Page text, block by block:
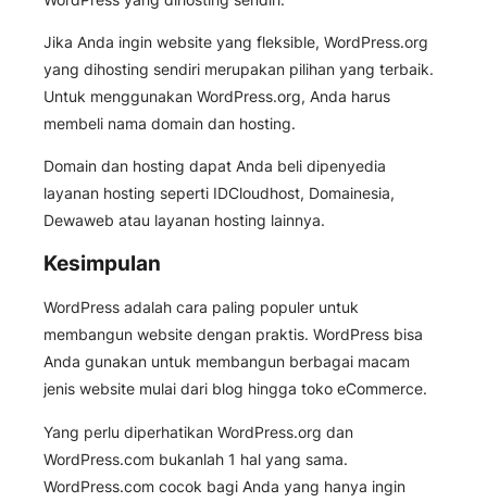
Jika Anda ingin website yang fleksible, WordPress.org
yang dihosting sendiri merupakan pilihan yang terbaik.
Untuk menggunakan WordPress.org, Anda harus
membeli nama domain dan hosting.
Domain dan hosting dapat Anda beli dipenyedia
layanan hosting seperti IDCloudhost, Domainesia,
Dewaweb atau layanan hosting lainnya.
Kesimpulan
WordPress adalah cara paling populer untuk
membangun website dengan praktis. WordPress bisa
Anda gunakan untuk membangun berbagai macam
jenis website mulai dari blog hingga toko eCommerce.
Yang perlu diperhatikan WordPress.org dan
WordPress.com bukanlah 1 hal yang sama.
WordPress.com cocok bagi Anda yang hanya ingin